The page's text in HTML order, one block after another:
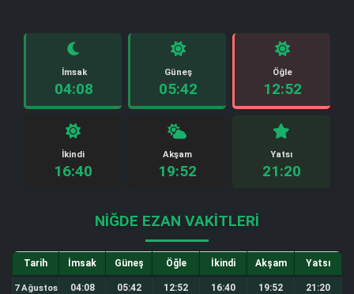
İmsak
04:08
Güneş
05:42
Öğle
12:52
İkindi
16:40
Akşam
19:52
Yatsı
21:20
NIĞDE EZAN VAKITLERI
Tarih İmsak Güneş Öğle İkindi Akşam Yatsı
7 Ağustos 04:08 05:42 12:52 16:40 19:52 21:20